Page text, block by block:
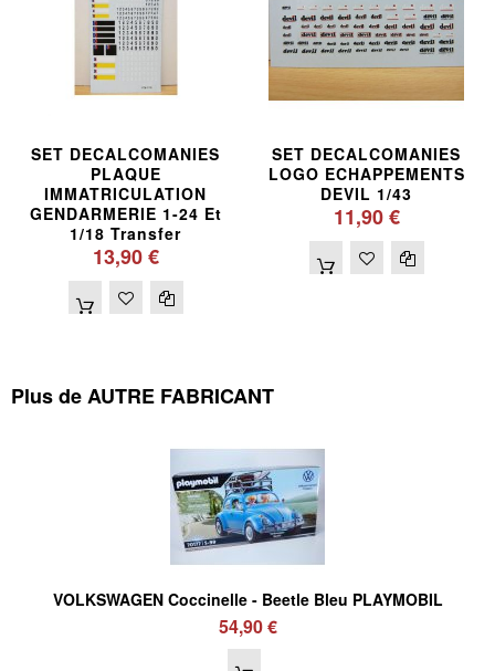
SET DECALCOMANIES
PLAQUE
IMMATRICULATION
GENDARMERIE 1-24 Et
1/18 Transfer
13,90 €
SET DECALCOMANIES
LOGO ECHAPPEMENTS
DEVIL 1/43
11,90 €
Plus de AUTRE FABRICANT
VOLKSWAGEN Coccinelle - Beetle Bleu PLAYMOBIL
54,90 €